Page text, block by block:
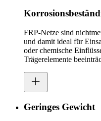
FRP-Netze sind
und damit ideal für
oder chemische
Trägerelemente
Geringes Gewicht